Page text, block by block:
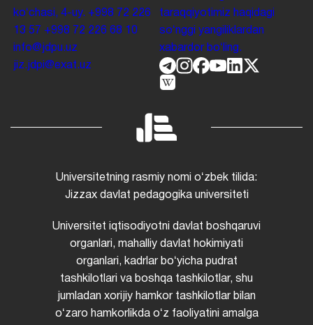
koʻchasi, 4-uy. +998 72 226
13 57 +998 72 226 68 10
info@jdpu.uz
jiz.jdpi@exat.uz
taraqqiyotimiz haqidagi
soʻnggi yangiliklardan
xabardor boʻling.
Universitetning rasmiy nomi oʻzbek tilida:
Jizzax davlat pedagogika universiteti
Universitet iqtisodiyotni davlat boshqaruvi
organlari, mahalliy davlat hokimiyati
organlari, kadrlar boʻyicha pudrat
tashkilotlari va boshqa tashkilotlar, shu
jumladan xorijiy hamkor tashkilotlar bilan
oʻzaro hamkorlikda oʻz faoliyatini amalga